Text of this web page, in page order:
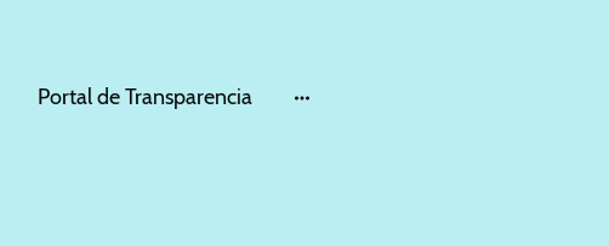
Portal de Transparencia